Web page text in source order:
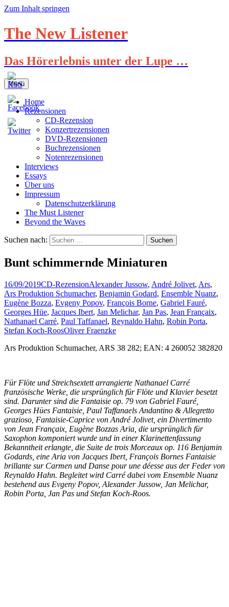
Zum Inhalt springen
The New Listener
Das Hörerlebnis unter der Lupe …
Menü
Home
Rezensionen
CD-Rezension
Konzertrezensionen
DVD-Rezensionen
Buchrezensionen
Notenrezensionen
Interviews
Essays
Über uns
Impressum
Datenschutzerklärung
The Must Listener
Beyond the Waves
Suchen nach:
Bunt schimmernde Miniaturen
16/09/2019CD-RezensionAlexander Jussow, André Jolivet, Ars,
Ars Produktion Schumacher, Benjamin Godard, Ensemble Nuanz,
Eugène Bozza, Evgeny Popov, François Borne, Gabriel Fauré,
Georges Hüe, Jacques Ibert, Jan Melichar, Jan Pas, Jean Françaix,
Nathanael Carré, Paul Taffanael, Reynaldo Hahn, Robin Porta,
Stefan Koch-RoosOliver Fraenzke
Ars Produktion Schumacher, ARS 38 282; EAN: 4 260052 382820
Für Flöte und Streichsextett arrangierte Nathanael Carré
französische Werke, die ursprünglich für Flöte und Klavier besetzt
sind. Darunter sind die Fantaisie op. 79 von Gabriel Fauré,
Georges Hües Fantaisie, Paul Taffanaels Andantino & Allegretto
grazioso, Fantaisie-Caprice von André Jolivet, ein Divertimento
von Jean Françaix, Eugène Bozzas Aria, die ursprünglich für
Saxophon komponiert wurde und in einer Klarinettenfassung
Bekanntheit erlangte, die Suite de trois Morceaux op. 116 Benjamin
Godards, eine Aria von Jacques Ibert, François Bornes Fantaisie
brillante sur Carmen und Danse pour une déesse aus der Feder von
Reynaldo Hahn. Begleitet wird Carré dabei vom Ensemble Nuanz
bestehend aus Evgeny Popov, Alexander Jussow, Jan Melichar,
Robin Porta, Jan Pas und Stefan Koch-Roos.